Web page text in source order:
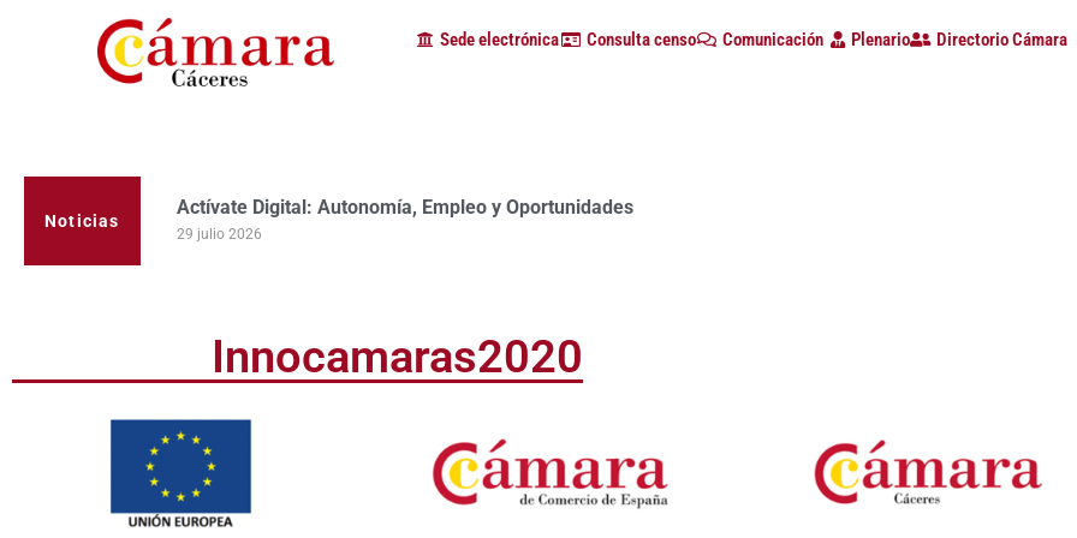
Sede electrónica Consulta censo Comunicación Plenario Directorio Cámara
La Cámara de Comercio de Cáceres clausura con alta participación de empresas en la primera edición
programa Apoyo al Tutor en la provincia
Innocamaras2020